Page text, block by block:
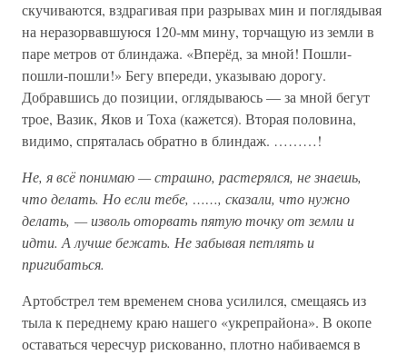
скучиваются, вздрагивая при разрывах мин и поглядывая
на неразорвавшуюся 120-мм мину, торчащую из земли в
паре метров от блиндажа. «Вперёд, за мной! Пошли-
пошли-пошли!» Бегу впереди, указываю дорогу.
Добравшись до позиции, оглядываюсь — за мной бегут
трое, Вазик, Яков и Тоха (кажется). Вторая половина,
видимо, спряталась обратно в блиндаж. ………!
Не, я всё понимаю — страшно, растерялся, не знаешь,
что делать. Но если тебе, ……, сказали, что нужно
делать, — изволь оторвать пятую точку от земли и
идти. А лучше бежать. Не забывая петлять и
пригибаться.
Артобстрел тем временем снова усилился, смещаясь из
тыла к переднему краю нашего «укрепрайона». В окопе
оставаться чересчур рискованно, плотно набиваемся в